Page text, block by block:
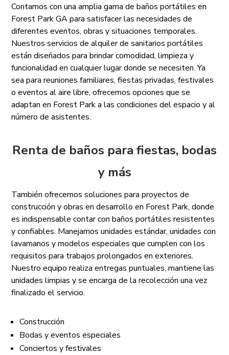
Contamos con una amplia gama de baños portátiles en
Forest Park GA para satisfacer las necesidades de
diferentes eventos, obras y situaciones temporales.
Nuestros servicios de alquiler de sanitarios portátiles
están diseñados para brindar comodidad, limpieza y
funcionalidad en cualquier lugar donde se necesiten. Ya
sea para reuniones familiares, fiestas privadas, festivales
o eventos al aire libre, ofrecemos opciones que se
adaptan en Forest Park a las condiciones del espacio y al
número de asistentes.
Renta de baños para fiestas, bodas
y más
También ofrecemos soluciones para proyectos de
construcción y obras en desarrollo en Forest Park, donde
es indispensable contar con baños portátiles resistentes
y confiables. Manejamos unidades estándar, unidades con
lavamanos y modelos especiales que cumplen con los
requisitos para trabajos prolongados en exteriores.
Nuestro equipo realiza entregas puntuales, mantiene las
unidades limpias y se encarga de la recolección una vez
finalizado el servicio.
Construcción
Bodas y eventos especiales
Conciertos y festivales